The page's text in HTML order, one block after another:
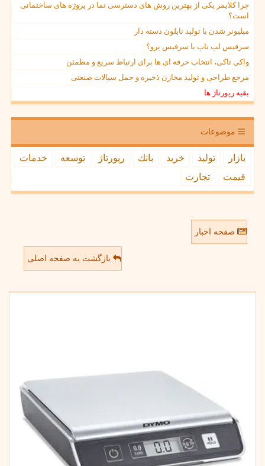
چرا کلایمر یکی از بهترین روش های دسترسی نما در پروژه های ساختمانی
است؟
میلیونر شدن با تولید نایلون دسته دار
سرفیس لپ تاپ یا سرفیس پرو؟
واکی تاکی، انتخاب حرفه ای ها برای ارتباط سریع و مطمئن
مرجع طراحی و تولید مخازن ذخیره و حمل سیالات صنعتی
بقیه رپورتاژ ها
موضوعات
بازار تولید خرید بانك رپورتاژ توسعه
خدمات
قیمت
تجارت
صفحه اخبار
بازگشت به صفحه اصلی